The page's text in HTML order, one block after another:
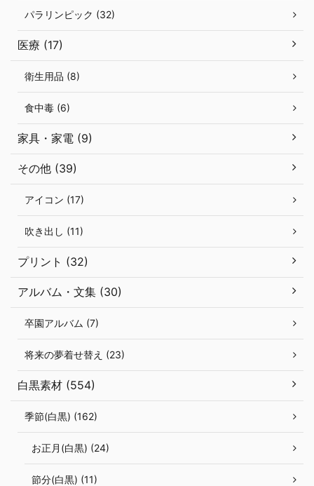
パラリンピック (32)
医療 (17)
衛生用品 (8)
食中毒 (6)
家具・家電 (9)
その他 (39)
アイコン (17)
吹き出し (11)
プリント (32)
アルバム・文集 (30)
卒園アルバム (7)
将来の夢着せ替え (23)
白黒素材 (554)
季節(白黒) (162)
お正月(白黒) (24)
節分(白黒) (11)